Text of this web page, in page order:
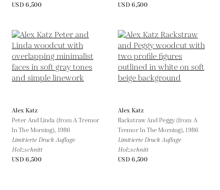
USD 6,500
USD 6,500
Alex Katz
Peter And Linda (from A Tremor
In The Morning), 1986
Limitierte Druck Auflage
Holzschnitt
USD 6,500
Alex Katz
Rackstraw And Peggy (from A
Tremor In The Morning),1986
Limitierte Druck Auflage
Holzschnitt
USD 6,500